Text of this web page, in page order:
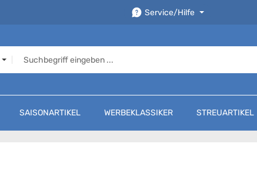
Service/Hilfe
SAISONARTIKEL WERBEKLASSIKER STREUARTIKEL